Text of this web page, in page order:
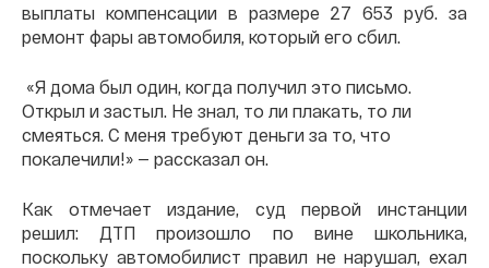
выплаты компенсации в размере 27 653 руб. за
ремонт фары автомобиля, который его сбил.
«Я дома был один, когда получил это письмо.
Открыл и застыл. Не знал, то ли плакать, то ли
смеяться. С меня требуют деньги за то, что
покалечили!» — рассказал он.
Как отмечает издание, суд первой инстанции
решил: ДТП произошло по вине школьника,
поскольку автомобилист правил не нарушал, ехал